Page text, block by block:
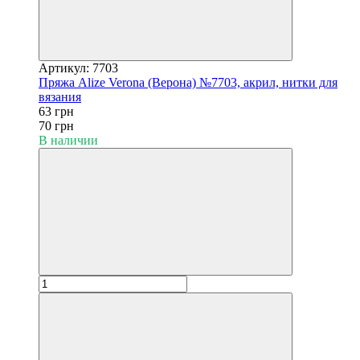
Артикул: 7703
Пряжа Alize Verona (Верона) №7703, акрил, нитки для
вязания
63 грн
70 грн
В наличии